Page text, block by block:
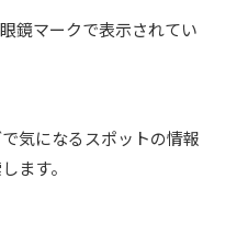
鏡マークで表示されてい
気になるスポットの情報
ます。